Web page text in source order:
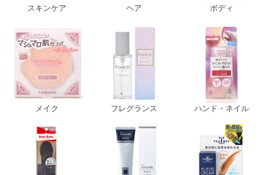
スキンケア ヘア ボディ
メイク フレグランス ハンド・ネイル